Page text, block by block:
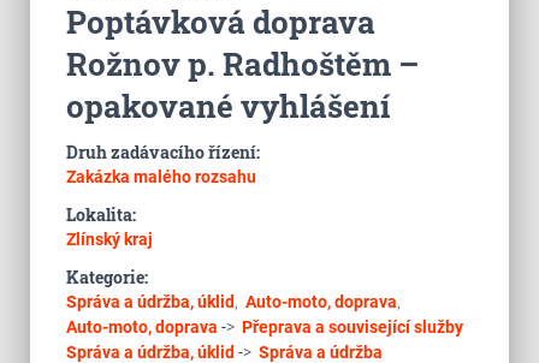
Poptávková doprava
Rožnov p. Radhoštěm –
opakované vyhlášení
Druh zadávacího řízení:
Zakázka malého rozsahu
Lokalita:
Zlínský kraj
Kategorie:
Správa a údržba, úklid, Auto-moto, doprava,
Auto-moto, doprava -> Přeprava a související služby
Správa a údržba, úklid -> Správa a údržba